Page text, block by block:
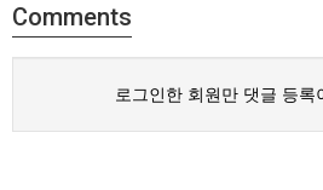
Comments
로그인한 회원만 댓글 등록